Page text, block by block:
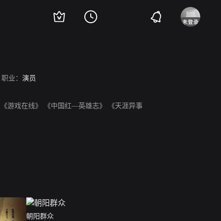
职业： 演员
游戏在线》 《中国红—英雄志》 《天涯异事
朝阳群众